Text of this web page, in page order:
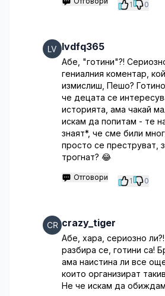
1 0
lvdfq365
Абе, "готини"?!
гениалния коментар,
измислиш, Пешо?
че децата се
историята, ама чакай
искам да попитам - те
знаят*, че сме били
просто се преструват,
трогнат? 😂
Отговори 1 0
crazy_tiger
Абе, хара, сериозно ли?!
разбира се, готини са!
ама наистина ли все
които организират
Не че искам да обиждам